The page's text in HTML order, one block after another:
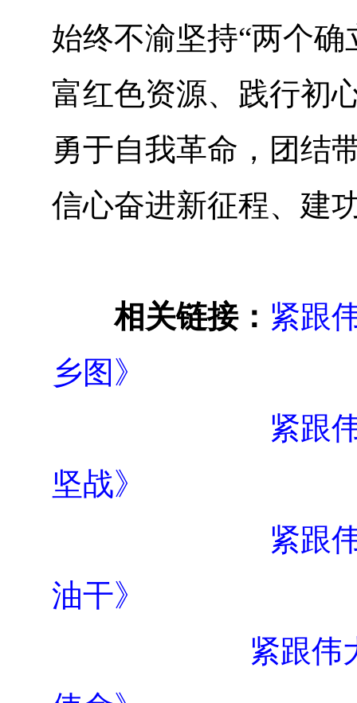
始终不渝坚持“两个
富红色资源、践行初
勇于自我革命，团结
信心奋进新征程、建
相关链接： 紧跟
乡图》
紧跟
坚战》
紧跟
油干》
紧跟伟